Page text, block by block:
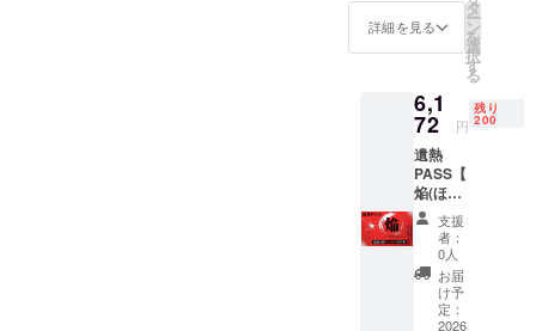
ターン
内容 ①
遺熱大
価
350,000
円）の1
万円割
引券
（※）
②遺熱
大陸の
クレ
ジット
にあな
たの名
詳細を見る
タ
ー
ン
を
選
択
す
る
6,1
72 円
残り
200
遺熱
PASS【
焔(ほむ
ら)】◆
複数購
入OK◆
〜熱を
大切な
人に渡
す”応援
支援
者：
0人
お届
け予
定：
2026